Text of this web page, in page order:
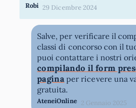
Robi 29 Dicembre 2024
Salve, per verificare il
classi di concorso con il
puoi contattare i nostri
compilando il form
pagina per ricevere una
gratuita.
AteneiOnline 2 Gennaio 2025